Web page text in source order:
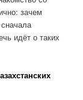
зачем
идёт о таких